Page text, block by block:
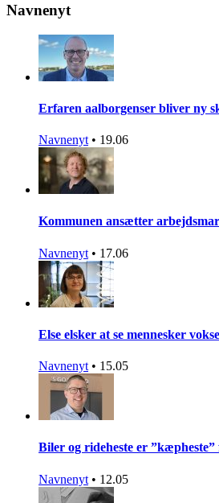
Navnenyt
Erfaren aalborgenser bliver ny
Navnenyt • 19.06
Kommunen ansætter
Navnenyt • 17.06
Else elsker at se mennesker
Navnenyt • 15.05
Biler og rideheste er
Navnenyt • 12.05